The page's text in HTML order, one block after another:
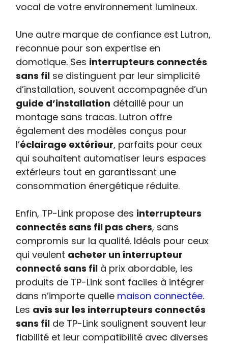
vocal de votre environnement lumineux.
Une autre marque de confiance est Lutron,
reconnue pour son expertise en
domotique. Ses interrupteurs connectés
sans fil se distinguent par leur simplicité
d’installation, souvent accompagnée d’un
guide d’installation détaillé pour un
montage sans tracas. Lutron offre
également des modèles conçus pour
l’éclairage extérieur, parfaits pour ceux
qui souhaitent automatiser leurs espaces
extérieurs tout en garantissant une
consommation énergétique réduite.
Enfin, TP-Link propose des interrupteurs
connectés sans fil pas chers, sans
compromis sur la qualité. Idéals pour ceux
qui veulent acheter un interrupteur
connecté sans fil à prix abordable, les
produits de TP-Link sont faciles à intégrer
dans n’importe quelle maison connectée.
Les avis sur les interrupteurs connectés
sans fil de TP-Link soulignent souvent leur
fiabilité et leur compatibilité avec diverses